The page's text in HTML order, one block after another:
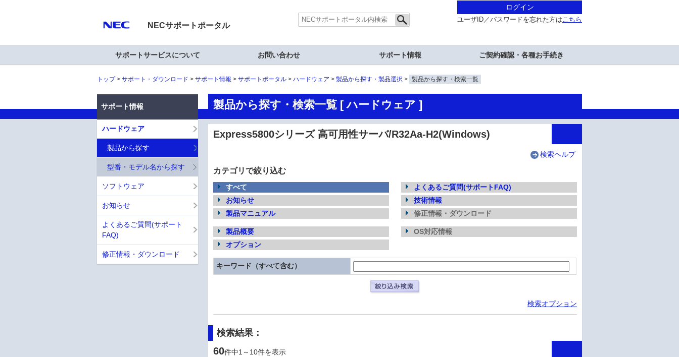
NECサポートポータル
ログイン
ユーザID／パスワードを忘れた方はこちら
サポートサービスについて お問い合わせ サポート情報 ご契約確認・各種お手続き
トップ サポート・ダウンロード サポート情報 サポートポータル ハードウェア 製品から探す・製品選択 製品から探す・検索一覧
製品から探す・検索一覧 [ ハードウェア ]
Express5800シリーズ 高可用性サーバ/R32Aa-H2(Windows)
検索ヘルプ
カテゴリで絞り込む
すべて
よくあるご質問(サポートFAQ)
お知らせ
技術情報
製品マニュアル
修正情報・ダウンロード
製品概要
OS対応情報
オプション
キーワード（すべて含む）
検索オプション
検索結果：
60件中1～10件を表示
サポート情報
ハードウェア
製品から探す
型番・モデル名から探す
ソフトウェア
お知らせ
よくあるご質問(サポート
FAQ)
修正情報・ダウンロード